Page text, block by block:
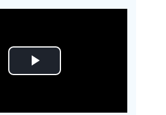
Play